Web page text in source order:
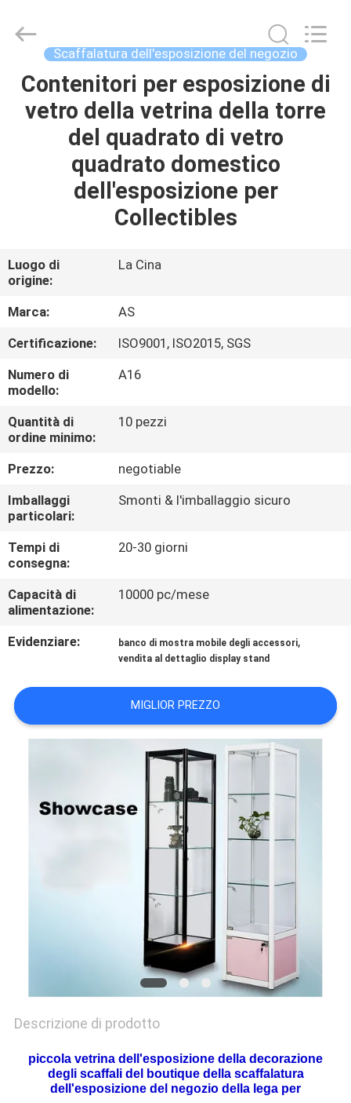
CASA
PRODOTTI
NOI
GIRO
DELLA
FABBRICA
CONTROLLO
DI
QUALITÀ
CONTATTICI
RICHIEDA
UNA
CITAZIONE
DEL
SITO
POLICY
Display
Shelves
Reserved.
Scaffalatura dell'esposizione del negozio
Contenitori per esposizione di
vetro della vetrina della torre
del quadrato di vetro
quadrato domestico
dell'esposizione per
Collectibles
Luogo di
origine:
La Cina
Marca:
AS
Certificazione:
ISO9001, ISO2015, SGS
Numero di
modello:
A16
Quantità di
ordine minimo:
10 pezzi
Prezzo:
negotiable
Imballaggi
particolari:
Smonti & l'imballaggio sicuro
Tempi di
consegna:
20-30 giorni
Capacità di
alimentazione:
10000 pc/mese
Evidenziare: banco di mostra mobile degli accessori,
vendita al dettaglio display stand
MIGLIOR PREZZO
Descrizione di prodotto
piccola vetrina dell'esposizione della decorazione
degli scaffali del boutique della scaffalatura
dell'esposizione del negozio della lega per